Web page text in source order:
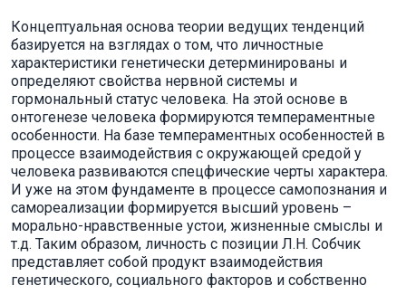
Концептуальная основа теории ведущих тенденций
базируется на взглядах о том, что личностные
характеристики генетически детерминированы и
определяют свойства нервной системы и
гормональный статус человека. На этой основе в
онтогенезе человека формируются темпераментные
особенности. На базе темпераментных особенностей в
процессе взаимодействия с окружающей средой у
человека развиваются спецфические черты характера.
И уже на этом фундаменте в процессе самопознания и
самореализации формируется высший уровень –
морально-нравственные устои, жизненные смыслы и
т.д. Таким образом, личность с позиции Л.Н. Собчик
представляет собой продукт взаимодействия
генетического, социального факторов и собственно